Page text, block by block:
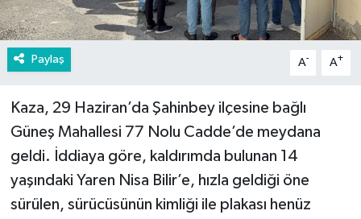
Paylaş A- A+
Kaza, 29 Haziran’da Şahinbey ilçesine bağlı
Güneş Mahallesi 77 Nolu Cadde’de meydana
geldi. İddiaya göre, kaldırımda bulunan 14
yaşındaki Yaren Nisa Bilir’e, hızla geldiği öne
sürülen, sürücüsünün kimliği ile plakası henüz